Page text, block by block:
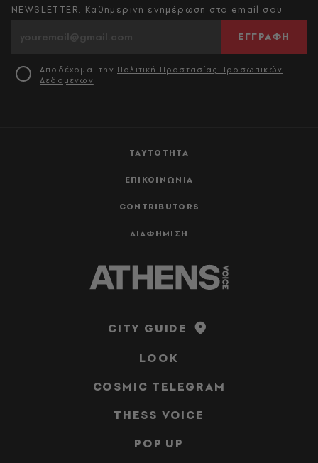
ΤΑΥΤΟΤΗΤΑ
ΕΠΙΚΟΙΝΩΝΙΑ
CONTRIBUTORS
ΔΙΑΦΗΜΙΣΗ
NEWSLETTER: Καθημερινή ενημέρωση στο email σου
ΕΓΓΡΑΦΗ
Αποδέχομαι την Πολιτική Προστασίας Προσωπικών
Δεδομένων
CITY GUIDE
LOOK
COSMIC TELEGRAM
THESS VOICE
POP UP